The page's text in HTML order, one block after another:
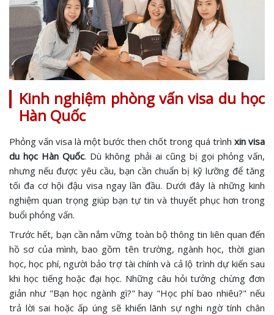
Kinh nghiệm phòng vấn visa du học
Hàn Quốc
Phỏng vấn visa là một bước then chốt trong quá trình xin visa
du học Hàn Quốc. Dù không phải ai cũng bị gọi phỏng vấn,
nhưng nếu được yêu cầu, bạn cần chuẩn bị kỹ lưỡng để tăng
tối đa cơ hội đậu visa ngay lần đầu. Dưới đây là những kinh
nghiệm quan trọng giúp bạn tự tin và thuyết phục hơn trong
buổi phỏng vấn.
Trước hết, bạn cần nắm vững toàn bộ thông tin liên quan đến
hồ sơ của mình, bao gồm tên trường, ngành học, thời gian
học, học phí, người bảo trợ tài chính và cả lộ trình dự kiến sau
khi học tiếng hoặc đại học. Những câu hỏi tưởng chừng đơn
giản như "Bạn học ngành gì?" hay "Học phí bao nhiêu?" nếu
trả lời sai hoặc ấp úng sẽ khiến lãnh sự nghi ngờ tính chân